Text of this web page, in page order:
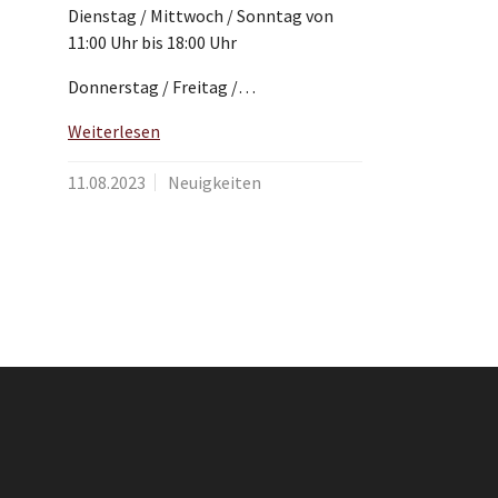
Dienstag / Mittwoch / Sonntag von
11:00 Uhr bis 18:00 Uhr
Donnerstag / Freitag /…
Weiterlesen
11.08.2023 Neuigkeiten